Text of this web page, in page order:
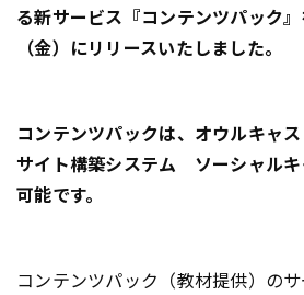
る新サービス『コンテンツパック
（金）にリリースいたしました。
コンテンツパックは、オウルキャ
サイト構築システム ソーシャル
可能です。
コンテンツパック（教材提供）の